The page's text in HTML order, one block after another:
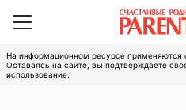
На информационном ресурсе применяются
Оставаясь на сайте, вы подтверждаете
использование.